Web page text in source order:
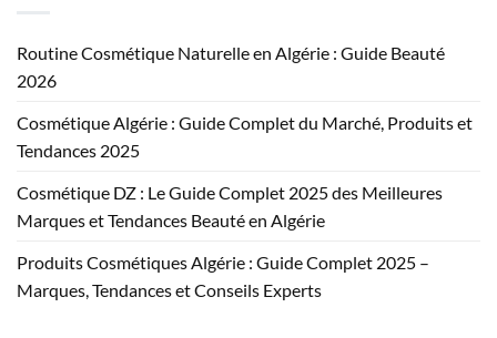
Routine Cosmétique Naturelle en Algérie : Guide Beauté
2026
Cosmétique Algérie : Guide Complet du Marché, Produits et
Tendances 2025
Cosmétique DZ : Le Guide Complet 2025 des Meilleures
Marques et Tendances Beauté en Algérie
Produits Cosmétiques Algérie : Guide Complet 2025 –
Marques, Tendances et Conseils Experts